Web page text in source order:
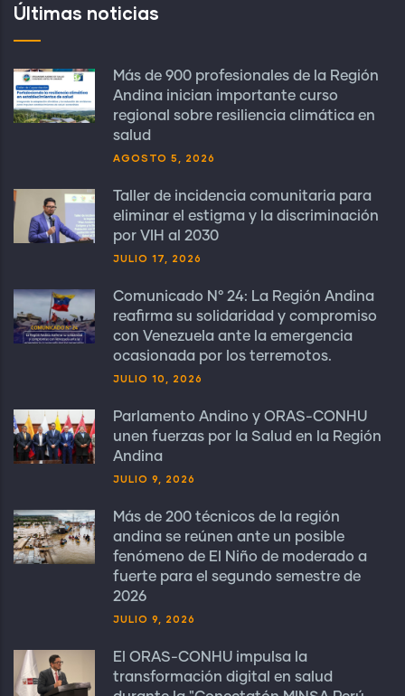
Últimas noticias
Más de 900 profesionales de la Región
Andina inician importante curso
regional sobre resiliencia climática en
salud
AGOSTO 5, 2026
Taller de incidencia comunitaria para
eliminar el estigma y la discriminación
por VIH al 2030
JULIO 17, 2026
Comunicado N° 24: La Región Andina
reafirma su solidaridad y compromiso
con Venezuela ante la emergencia
ocasionada por los terremotos.
JULIO 10, 2026
Parlamento Andino y ORAS-CONHU
unen fuerzas por la Salud en la Región
Andina
JULIO 9, 2026
Más de 200 técnicos de la región
andina se reúnen ante un posible
fenómeno de El Niño de moderado a
fuerte para el segundo semestre de
2026
JULIO 9, 2026
El ORAS-CONHU impulsa la
transformación digital en salud